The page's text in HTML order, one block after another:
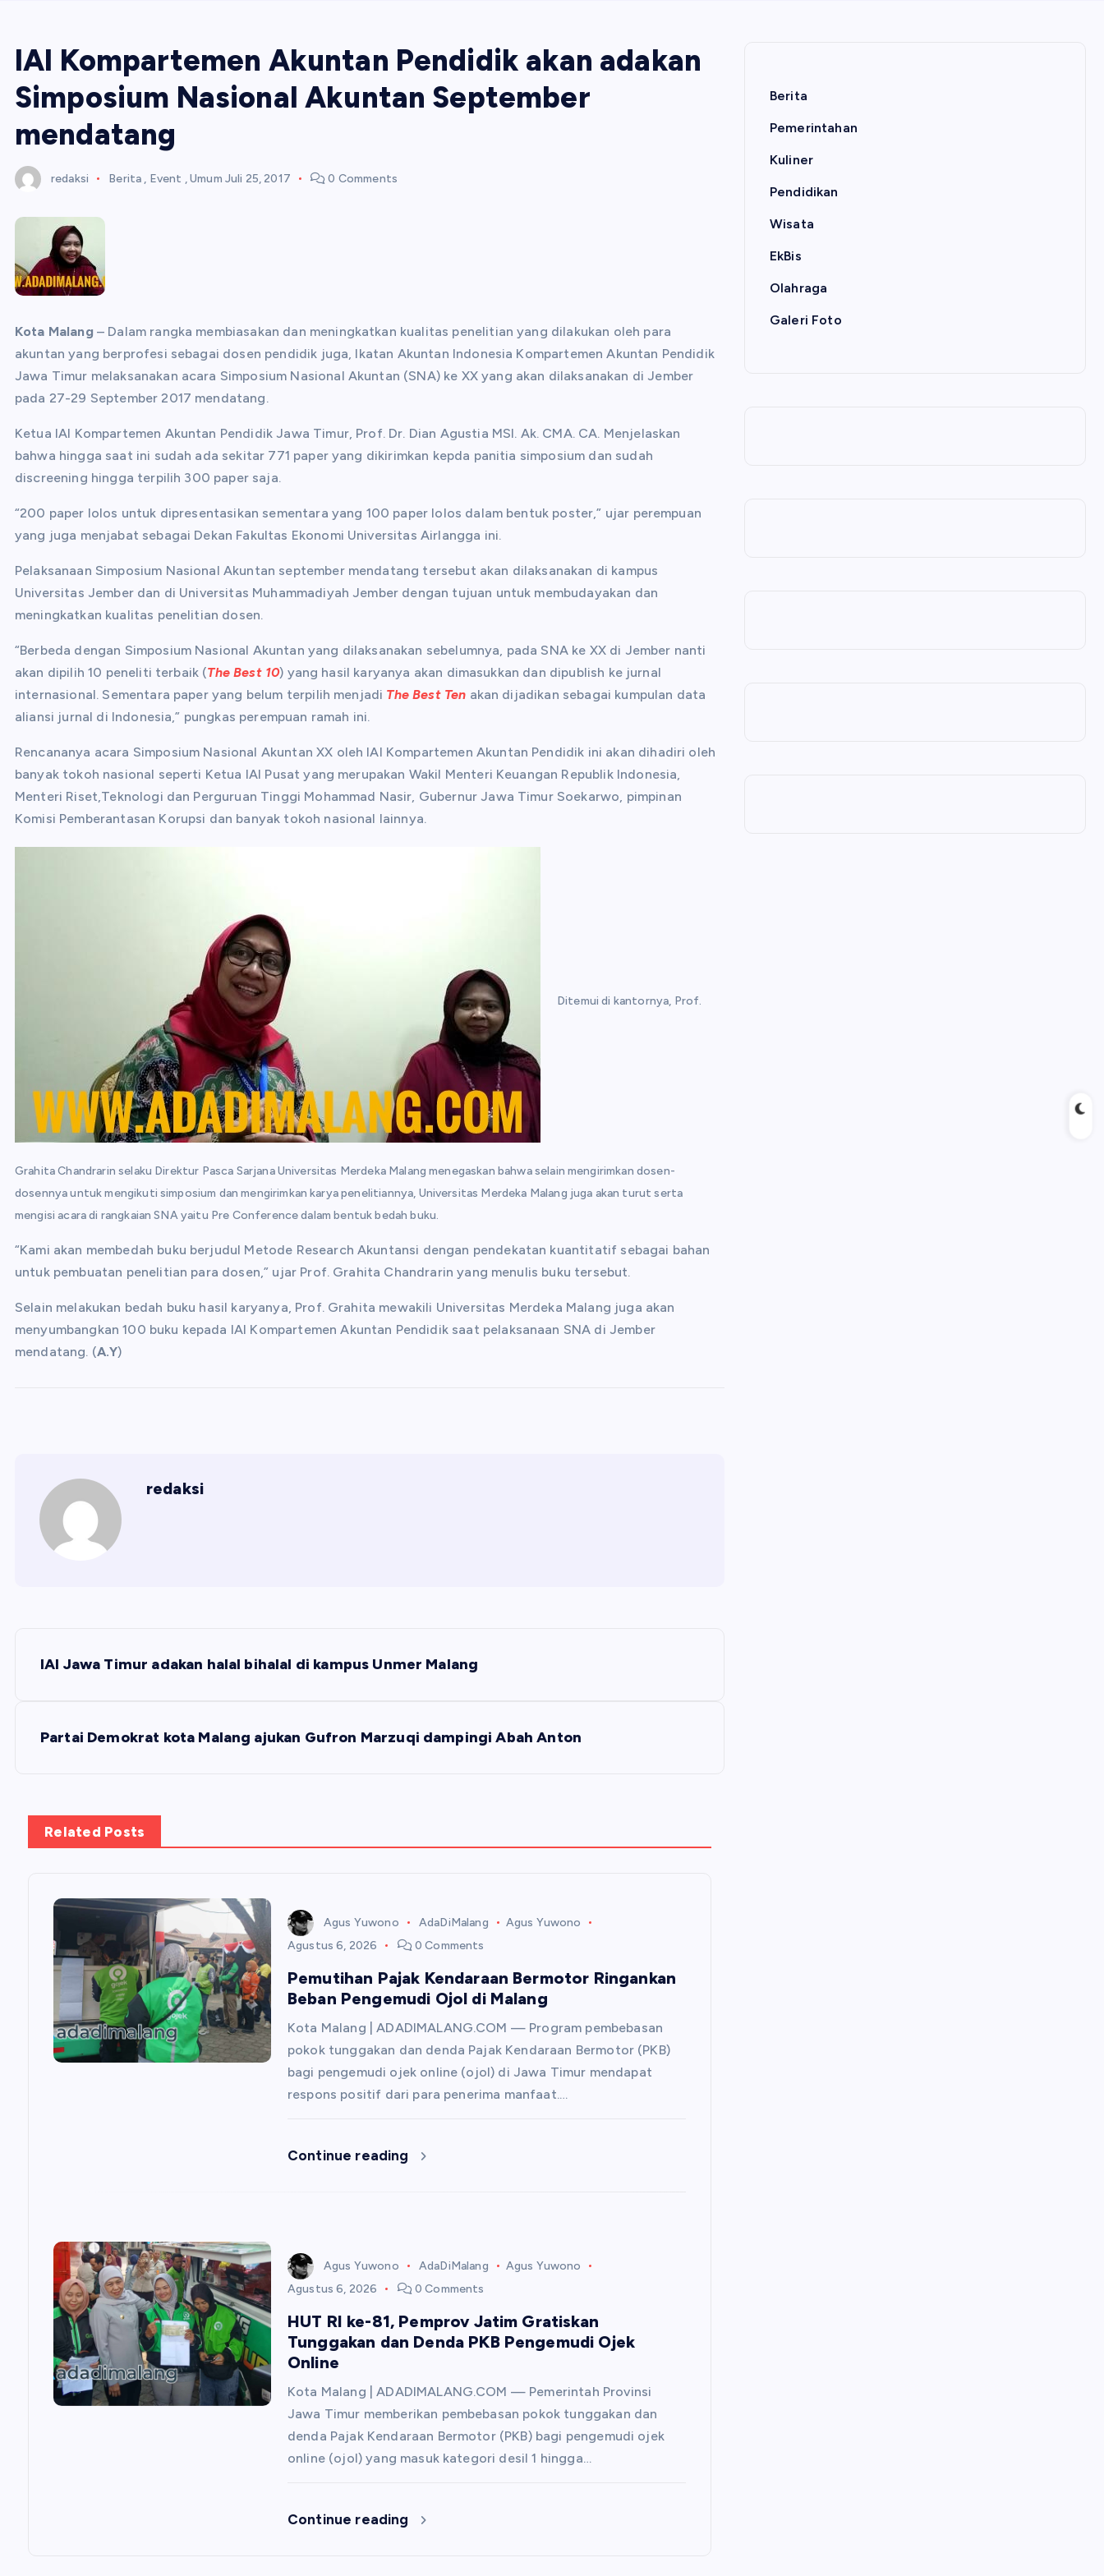
IAI Kompartemen Akuntan Pendidik akan adakan
Simposium Nasional Akuntan September
mendatang
redaksi Berita , Event ,Umum Juli 25, 2017 0 Comments
Kota Malang – Dalam rangka membiasakan dan meningkatkan kualitas penelitian yang dilakukan oleh para
akuntan yang berprofesi sebagai dosen pendidik juga, Ikatan Akuntan Indonesia Kompartemen Akuntan Pendidik
Jawa Timur melaksanakan acara Simposium Nasional Akuntan (SNA) ke XX yang akan dilaksanakan di Jember
pada 27-29 September 2017 mendatang.
Ketua IAI Kompartemen Akuntan Pendidik Jawa Timur, Prof. Dr. Dian Agustia MSI. Ak. CMA. CA. Menjelaskan
bahwa hingga saat ini sudah ada sekitar 771 paper yang dikirimkan kepda panitia simposium dan sudah
discreening hingga terpilih 300 paper saja.
“200 paper lolos untuk dipresentasikan sementara yang 100 paper lolos dalam bentuk poster,” ujar perempuan
yang juga menjabat sebagai Dekan Fakultas Ekonomi Universitas Airlangga ini.
Pelaksanaan Simposium Nasional Akuntan september mendatang tersebut akan dilaksanakan di kampus
Universitas Jember dan di Universitas Muhammadiyah Jember dengan tujuan untuk membudayakan dan
meningkatkan kualitas penelitian dosen.
“Berbeda dengan Simposium Nasional Akuntan yang dilaksanakan sebelumnya, pada SNA ke XX di Jember nanti
akan dipilih 10 peneliti terbaik (The Best 10) yang hasil karyanya akan dimasukkan dan dipublish ke jurnal
internasional. Sementara paper yang belum terpilih menjadi The Best Ten akan dijadikan sebagai kumpulan data
aliansi jurnal di Indonesia,” pungkas perempuan ramah ini.
Rencananya acara Simposium Nasional Akuntan XX oleh IAI Kompartemen Akuntan Pendidik ini akan dihadiri oleh
banyak tokoh nasional seperti Ketua IAI Pusat yang merupakan Wakil Menteri Keuangan Republik Indonesia,
Menteri Riset,Teknologi dan Perguruan Tinggi Mohammad Nasir, Gubernur Jawa Timur Soekarwo, pimpinan
Komisi Pemberantasan Korupsi dan banyak tokoh nasional lainnya.
Ditemui di kantornya, Prof.
Grahita Chandrarin selaku Direktur Pasca Sarjana Universitas Merdeka Malang menegaskan bahwa selain mengirimkan dosen-
dosennya untuk mengikuti simposium dan mengirimkan karya penelitiannya, Universitas Merdeka Malang juga akan turut serta
mengisi acara di rangkaian SNA yaitu Pre Conference dalam bentuk bedah buku.
“Kami akan membedah buku berjudul Metode Research Akuntansi dengan pendekatan kuantitatif sebagai bahan
untuk pembuatan penelitian para dosen,” ujar Prof. Grahita Chandrarin yang menulis buku tersebut.
Selain melakukan bedah buku hasil karyanya, Prof. Grahita mewakili Universitas Merdeka Malang juga akan
menyumbangkan 100 buku kepada IAI Kompartemen Akuntan Pendidik saat pelaksanaan SNA di Jember
mendatang. (A.Y)
redaksi
NIAI Jawa Timur adakan halal bihalal di kampus Unmer Malang
Partai Demokrat kota Malang ajukan Gufron Marzuqi dampingi Abah Anton
Related Posts
Agus Yuwono AdaDiMalang
Agus Yuwono
Agustus 6, 2026
0 Comments
Pemutihan Pajak Kendaraan Bermotor Ringankan
Beban Pengemudi Ojol di Malang
Kota Malang | ADADIMALANG.COM — Program pembebasan
pokok tunggakan dan denda Pajak Kendaraan Bermotor (PKB)
bagi pengemudi ojek online (ojol) di Jawa Timur mendapat
respons positif dari para penerima manfaat.…
Continue reading
Agus Yuwono AdaDiMalang
Agus Yuwono
Agustus 6, 2026
0 Comments
HUT RI ke-81, Pemprov Jatim Gratiskan
Tunggakan dan Denda PKB Pengemudi Ojek
Online
Kota Malang | ADADIMALANG.COM — Pemerintah Provinsi
Jawa Timur memberikan pembebasan pokok tunggakan dan
denda Pajak Kendaraan Bermotor (PKB) bagi pengemudi ojek
online (ojol) yang masuk kategori desil 1 hingga…
Continue reading
Berita
Pemerintahan
Kuliner
Pendidikan
Wisata
EkBis
Olahraga
Galeri Foto